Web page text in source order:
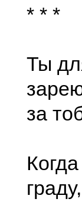
* * *
Ты
за